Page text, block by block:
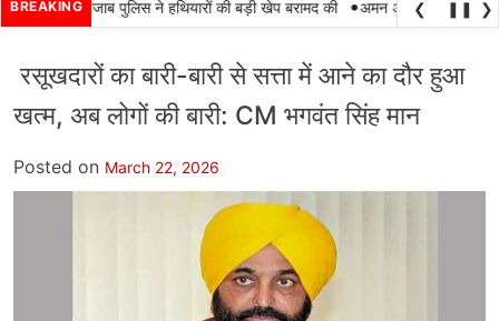
BREAKING
और पंजाब पुलिस ने हथियारों की बड़ी खेप बरामद की •अमन अरोड़ा ने शाहकोट हलके
❮ ❚❚ ❯
रसूखदारों का बारी-बारी से सत्ता में आने का दौर हुआ
खत्म, अब लोगों की बारी: CM भगवंत सिंह मान
Posted on March 22, 2026